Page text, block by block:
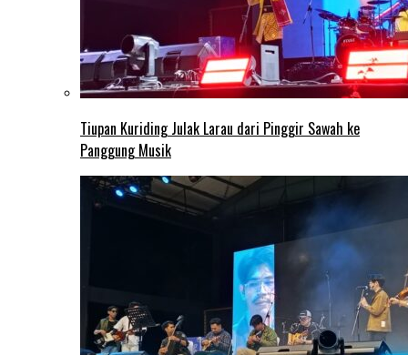
Tiupan Kuriding Julak Larau dari Pinggir Sawah ke
Panggung Musik